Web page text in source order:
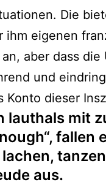
Die
ihm eigenen
aber dass die
und
Konto dieser
lauthals mit
fallen
aus.